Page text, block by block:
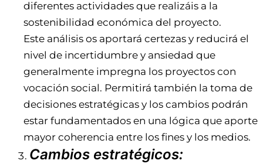
diferentes actividades que realizáis a la
sostenibilidad económica del proyecto.
Este análisis os aportará certezas y reducirá el
nivel de incertidumbre y ansiedad que
generalmente impregna los proyectos con
vocación social. Permitirá también la toma de
decisiones estratégicas y los cambios podrán
estar fundamentados en una lógica que aporte
mayor coherencia entre los fines y los medios.
Cambios estratégicos: